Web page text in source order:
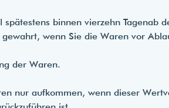
spätestens binnen vierzehn Tagenab
wenn Sie die Waren vor
der Waren.
nur aufkommen, wenn dieser